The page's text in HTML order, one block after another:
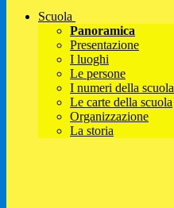
Scuola
Panoramica
Presentazione
I luoghi
Le persone
I numeri della scuola
Le carte della scuola
Organizzazione
La storia